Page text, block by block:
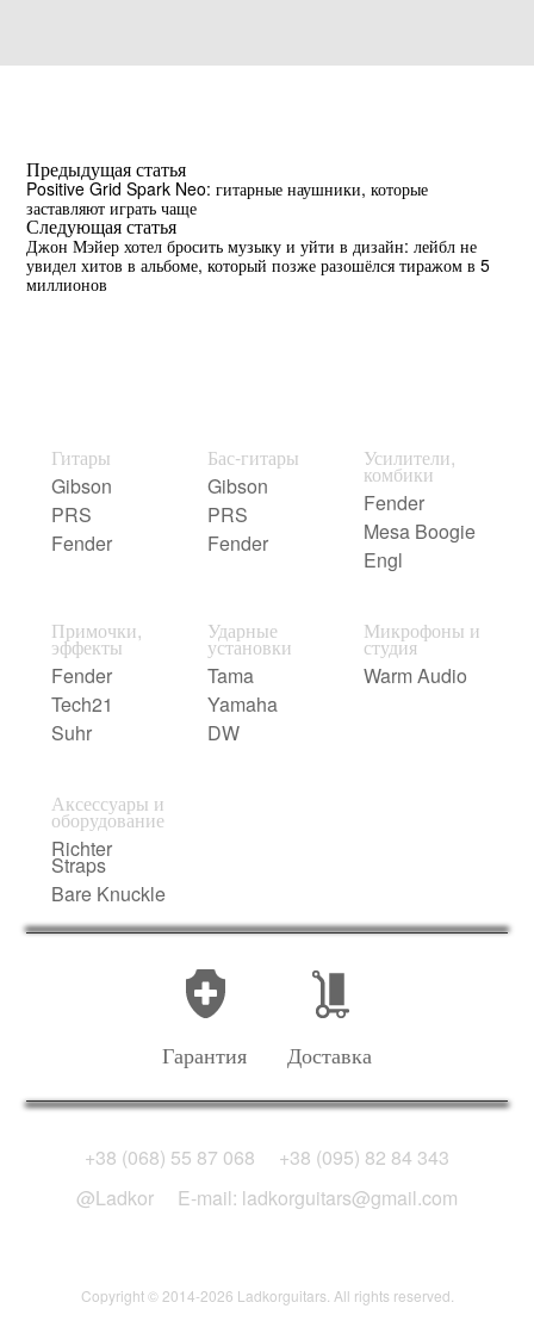
Предыдущая статья
Positive Grid Spark Neo: гитарные наушники, которые
заставляют играть чаще
Следующая статья
Джон Мэйер хотел бросить музыку и уйти в дизайн: лейбл не
увидел хитов в альбоме, который позже разошёлся тиражом в 5
миллионов
Гитары
Gibson
PRS
Fender
Бас-гитары
Gibson
PRS
Fender
Усилители,
комбики
Fender
Mesa Boogie
Engl
Примочки,
эффекты
Fender
Tech21
Suhr
Ударные
установки
Tama
Yamaha
DW
Микрофоны и
студия
Warm Audio
Аксессуары и
оборудование
Richter
Straps
Bare Knuckle
Гарантия Доставка
+38 (068) 55 87 068
+38 (095) 82 84 343
@Ladkor
E-mail: ladkorguitars@gmail.com
Copyright © 2014-2026 Ladkorguitars. All rights reserved.